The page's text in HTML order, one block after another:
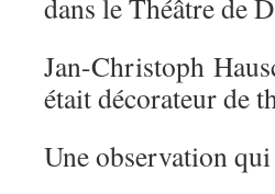
dans le Théâtre de
Jan-Christoph
était décorateur de
Une observationqui